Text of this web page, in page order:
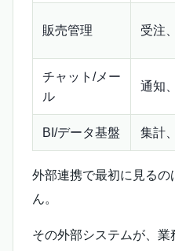
販売管理 受注
チャット/メー
ル
通知
BI/データ基盤 集計
外部連携で最初に見る
ん。
その外部システムが、